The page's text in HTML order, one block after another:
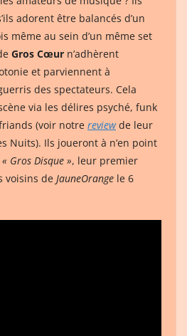
adorent être balancés d’un
même au sein d’un même set
Gros Cœur n’adhèrent
et parviennent à
des spectateurs. Cela
via les délires psyché, funk
(voir notre reviewde leur
Nuits). Ils joueront à n’en point
« Gros Disque », leur premier
voisins de JauneOrange le 6